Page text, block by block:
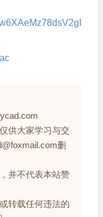
供大家学习与交
删
并不代表本站赞
转载任何违法的